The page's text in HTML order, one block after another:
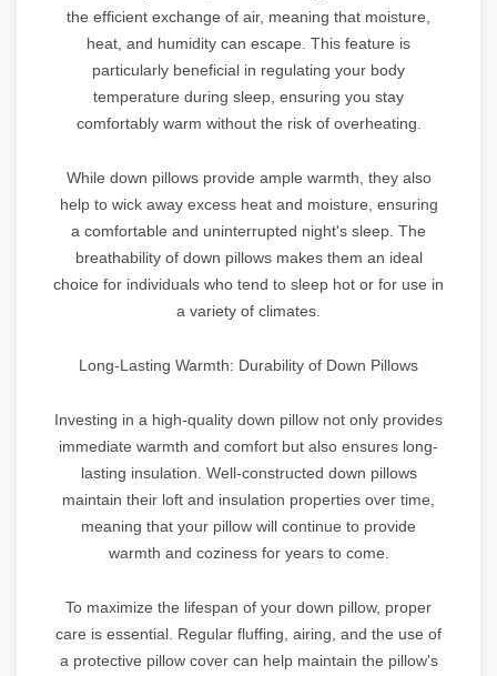
the efficient exchange of air, meaning that moisture,
heat, and humidity can escape. This feature is
particularly beneficial in regulating your body
temperature during sleep, ensuring you stay
comfortably warm without the risk of overheating.
While down pillows provide ample warmth, they also
help to wick away excess heat and moisture, ensuring
a comfortable and uninterrupted night's sleep. The
breathability of down pillows makes them an ideal
choice for individuals who tend to sleep hot or for use in
a variety of climates.
Long-Lasting Warmth: Durability of Down Pillows
Investing in a high-quality down pillow not only provides
immediate warmth and comfort but also ensures long-
lasting insulation. Well-constructed down pillows
maintain their loft and insulation properties over time,
meaning that your pillow will continue to provide
warmth and coziness for years to come.
To maximize the lifespan of your down pillow, proper
care is essential. Regular fluffing, airing, and the use of
a protective pillow cover can help maintain the pillow's